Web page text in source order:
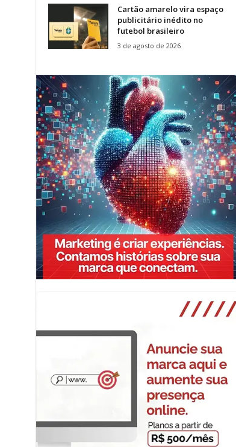
Cartão amarelo vira espaço
publicitário inédito no
futebol brasileiro
3 de agosto de 2026